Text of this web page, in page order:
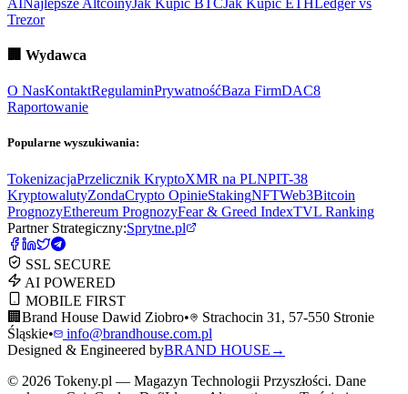
Trezor
🏢 Wydawca
O NasKontaktRegulaminPrywatnośćBaza FirmDAC8
Raportowanie
Popularne wyszukiwania:
TokenizacjaPrzelicznik KryptoXMR na PLNPIT-38
KryptowalutyZondaCrypto OpinieStakingNFTWeb3Bitcoin
PrognozyEthereum PrognozyFear & Greed IndexTVL Ranking
Partner Strategiczny:Sprytne.pl
SSL SECURE
AI POWERED
MOBILE FIRST
🏢 Brand House Dawid Ziobro•
Strachocin 31, 57-550 Stronie
Śląskie•
info@brandhouse.com.pl
Designed & Engineered byBRAND HOUSE →
© 2026 Tokeny.pl — Magazyn Technologii Przyszłości. Dane